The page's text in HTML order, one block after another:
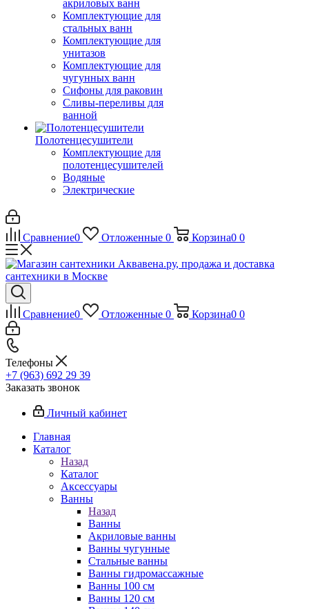
акриловых ванн
Комплектующие для
стальных ванн
Комплектующие для
унитазов
Комплектующие для
чугунных ванн
Сифоны для раковин
Сливы-переливы для
ванной
Полотенцесушители
Комплектующие для
полотенцесушителей
Водяные
Электрические
Сравнение0 Отложенные 0 Корзина0 0
Сравнение0 Отложенные 0 Корзина0 0
Телефоны
+7 (963) 692 29 39
Заказать звонок
Личный кабинет
Главная
Каталог
Назад
Каталог
Аксессуары
Ванны
Назад
Ванны
Акриловые ванны
Ванны чугунные
Стальные ванны
Ванны гидромассажные
Ванны 100 см
Ванны 120 см